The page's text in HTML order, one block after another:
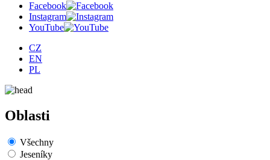
Facebook
Instagram
YouTube
CZ
EN
PL
Oblasti
Všechny
Jeseníky